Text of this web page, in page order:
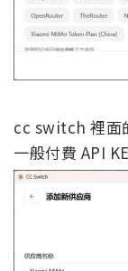
cc switch 裡面
一般付費 API